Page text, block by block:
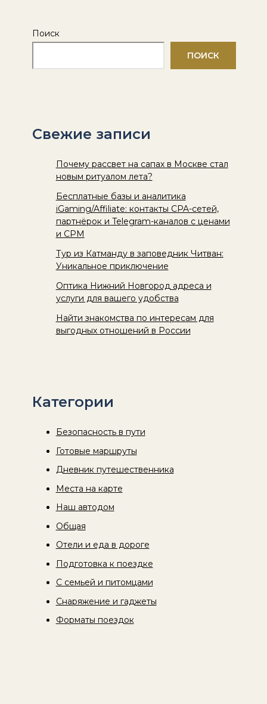
Поиск
ПОИСК
Свежие записи
Почему рассвет на сапах в Москве стал
новым ритуалом лета?
Бесплатные базы и аналитика
iGaming/Affiliate: контакты CPA-сетей,
партнёрок и Telegram-каналов с ценами
и CPM
Тур из Катманду в заповедник Читван:
Уникальное приключение
Оптика Нижний Новгород адреса и
услуги для вашего удобства
Найти знакомства по интересам для
выгодных отношений в России
Категории
Безопасность в пути
Готовые маршруты
Дневник путешественника
Места на карте
Наш автодом
Общая
Отели и еда в дороге
Подготовка к поездке
С семьей и питомцами
Снаряжение и гаджеты
Форматы поездок